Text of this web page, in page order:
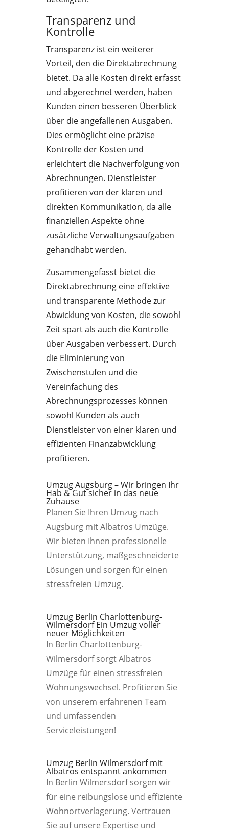
Transparenz und
Kontrolle
Transparenz ist ein weiterer
Vorteil, den die Direktabrechnung
bietet. Da alle Kosten direkt erfasst
und abgerechnet werden, haben
Kunden einen besseren Überblick
über die angefallenen Ausgaben.
Dies ermöglicht eine präzise
Kontrolle der Kosten und
erleichtert die Nachverfolgung von
Abrechnungen. Dienstleister
profitieren von der klaren und
direkten Kommunikation, da alle
finanziellen Aspekte ohne
zusätzliche Verwaltungsaufgaben
gehandhabt werden.
Zusammengefasst bietet die
Direktabrechnung eine effektive
und transparente Methode zur
Abwicklung von Kosten, die sowohl
Zeit spart als auch die Kontrolle
über Ausgaben verbessert. Durch
die Eliminierung von
Zwischenstufen und die
Vereinfachung des
Abrechnungsprozesses können
sowohl Kunden als auch
Dienstleister von einer klaren und
effizienten Finanzabwicklung
profitieren.
Umzug Augsburg – Wir bringen Ihr
Hab & Gut sicher in das neue
Zuhause
Planen Sie Ihren Umzug nach
Augsburg mit Albatros Umzüge.
Wir bieten Ihnen professionelle
Unterstützung, maßgeschneiderte
Lösungen und sorgen für einen
stressfreien Umzug.
Umzug Berlin Charlottenburg-
Wilmersdorf Ein Umzug voller
neuer Möglichkeiten
In Berlin Charlottenburg-
Wilmersdorf sorgt Albatros
Umzüge für einen stressfreien
Wohnungswechsel. Profitieren Sie
von unserem erfahrenen Team
und umfassenden
Serviceleistungen!
Umzug Berlin Wilmersdorf mit
Albatros entspannt ankommen
In Berlin Wilmersdorf sorgen wir
für eine reibungslose und effiziente
Wohnortverlagerung. Vertrauen
Sie auf unsere Expertise und